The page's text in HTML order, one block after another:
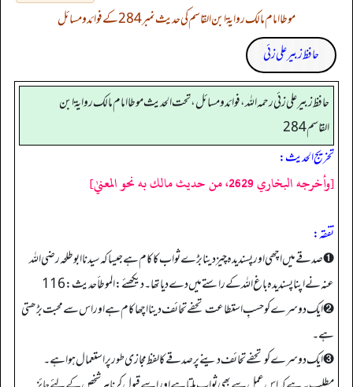
موطا امام مالک روایۃ ابن القاسم کی حدیث نمبر 284 کے فوائد و مسائل
حافظ زبیر علی زئی
حافظ زبير على زئي رحمه الله، فوائد و مسائل، تحت الحديث موطا امام مالك رواية ابن
القاسم 284
تخریج الحدیث:
[وأخرجه البخاري 2629، من حديث مالك به نحو المعنيٰ]
تفقه:
➊ صدقے میں اچھی اور پسندیدہ چیز دینا بڑے ثواب کا کام ہے جیسا کہ سیدنا ابوطلحہ رضی اللہ
عنہ نے اپنا پسندیدہ باغ اللہ کے راستے میں دے دیا تھا۔ دیکھئے: الموطأ حدیث: 116
➋ ایک دوسرے کو حسبِ استطاعت تحفے تحائف دینا اچھا کام ہے اور اس سے محبت بڑھتی
ہے۔
➌ ایک دوسرے کو تحفے تحائف دینے پر صدقے کا لفظ مجازی طور پر استعمال ہوا ہے۔